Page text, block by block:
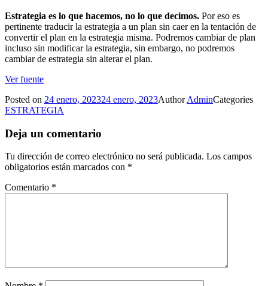
Estrategia es lo que hacemos, no lo que decimos. Por eso es
pertinente traducir la estrategia a un plan sin caer en la tentación de
convertir el plan en la estrategia misma. Podremos cambiar de plan
incluso sin modificar la estrategia, sin embargo, no podremos
cambiar de estrategia sin alterar el plan.
Ver fuente
Posted on 24 enero, 202324 enero, 2023AuthorAdminCategories
ESTRATEGIA
Deja un comentario
Tu dirección de correo electrónico no será publicada. Los campos
obligatorios están marcados con *
Comentario *